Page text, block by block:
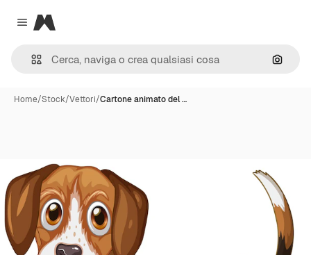
Close menu
Magnific
Cerca
Home/Stock/Vettori/Cartone animato del …